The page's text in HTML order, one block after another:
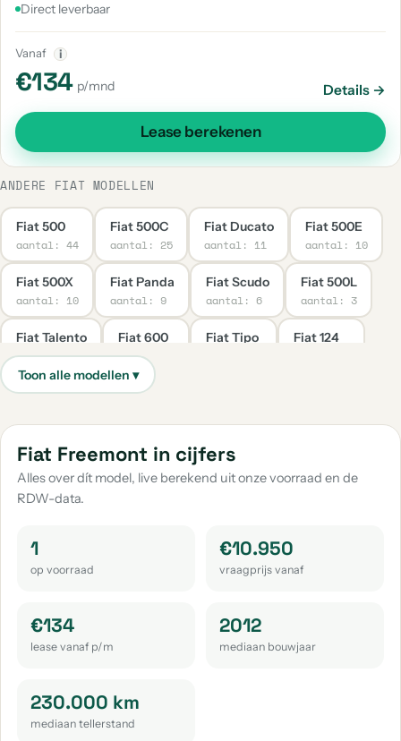
Direct leverbaar
Vanaf i
€134 p/mnd Details →
Lease berekenen
ANDERE FIAT MODELLEN
Fiat 500
aantal: 44
Fiat 500C
aantal: 25
Fiat Ducato
aantal: 11
Fiat 500E
aantal: 10
Fiat 500X
aantal: 10
Fiat Panda
aantal: 9
Fiat Scudo
aantal: 6
Fiat 500L
aantal: 3
Fiat Talento
aantal: 3
Fiat 600
aantal: 2
Fiat Tipo Fiat 124
Fiat 130 Fiat Doblo
Fiat Grande Panda
aantal: 1
Fiat Overige
aantal: 1
Fiat Freemont in cijfers
Alles over dít model, live berekend uit onze voorraad en de
RDW-data.
1
op voorraad
€10.950
vraagprijs vanaf
€134
lease vanaf p/m
2012
mediaan bouwjaar
230.000 km
mediaan tellerstand